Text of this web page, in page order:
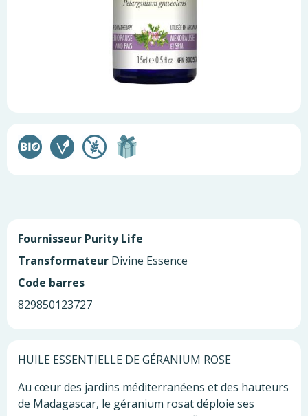
Fournisseur Purity Life
Transformateur Divine Essence
Code barres
829850123727
HUILE ESSENTIELLE DE GÉRANIUM ROSE
Au cœur des jardins méditerranéens et des hauteurs
de Madagascar, le géranium rosat déploie ses